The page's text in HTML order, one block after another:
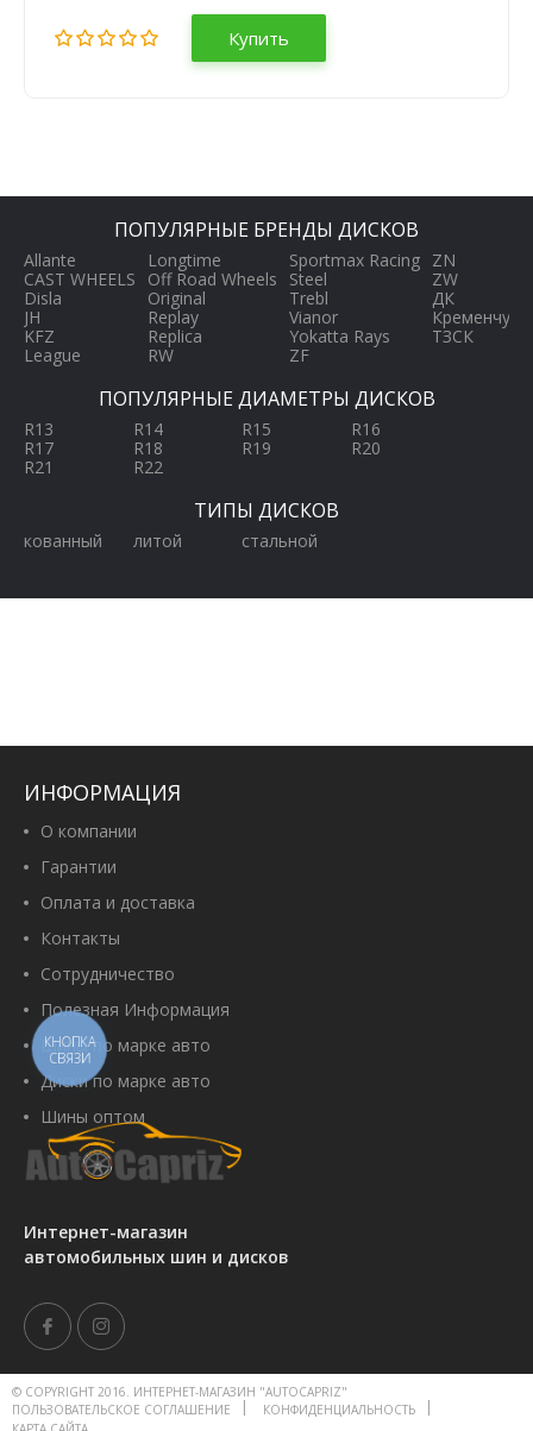
Купить
ПОПУЛЯРНЫЕ БРЕНДЫ ДИСКОВ
Allante
CAST WHEELS
Disla
JH
KFZ
League
Longtime
Off Road Wheels
Original
Replay
Replica
RW
Sportmax Racing
Steel
Trebl
Vianor
Yokatta Rays
ZF
ZN
ZW
ДК
Кременчуг
ТЗСК
ПОПУЛЯРНЫЕ ДИАМЕТРЫ ДИСКОВ
R13 R14 R15
R16
R17
R18 R19
R20
R21
R22
ТИПЫ ДИСКОВ
кованный литой стальной
Интернет-магазин
автомобильных шин и дисков
ИНФОРМАЦИЯ
О компании
Гарантии
Оплата и доставка
Контакты
Сотрудничество
Полезная Информация
Шины по марке авто
Диски по марке авто
Шины оптом
© COPYRIGHT 2016. ИНТЕРНЕТ-МАГАЗИН "AUTOCAPRIZ"
ПОЛЬЗОВАТЕЛЬСКОЕ СОГЛАШЕНИЕ
КОНФИДЕНЦИАЛЬНОСТЬ
КНОПКА
СВЯЗИ